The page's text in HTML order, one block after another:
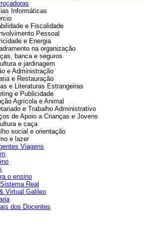
Informáticas
e Fiscalidade
Pessoal
e Energia
na organização
banca e seguros
e jardinagem
e Administração
e Restauração
e Literaturas Estrangeiras
e Publicidade
Agrícola e Animal
e Trabalho Administrativo
de Apoio a Crianças e Jovens
e caça
social e orientação
e lazer
Viagens
o ensino
Real
Virtual Galileo
dos Docentes